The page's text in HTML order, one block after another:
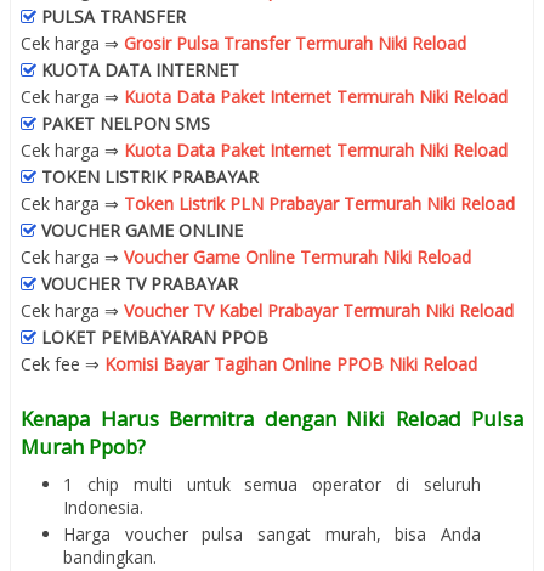
PULSA TRANSFER
Cek harga ⇒ Grosir Pulsa Transfer Termurah Niki Reload
KUOTA DATA INTERNET
Cek harga ⇒ Kuota Data Paket Internet Termurah Niki Reload
PAKET NELPON SMS
Cek harga ⇒ Kuota Data Paket Internet Termurah Niki Reload
TOKEN LISTRIK PRABAYAR
Cek harga ⇒ Token Listrik PLN Prabayar Termurah Niki Reload
VOUCHER GAME ONLINE
Cek harga ⇒ Voucher Game Online Termurah Niki Reload
VOUCHER TV PRABAYAR
Cek harga ⇒ Voucher TV Kabel Prabayar Termurah Niki Reload
LOKET PEMBAYARAN PPOB
Cek fee ⇒ Komisi Bayar Tagihan Online PPOB Niki Reload
Kenapa Harus Bermitra dengan Niki Reload Pulsa
Murah Ppob?
1 chip multi untuk semua operator di seluruh
Indonesia.
Harga voucher pulsa sangat murah, bisa Anda
bandingkan.